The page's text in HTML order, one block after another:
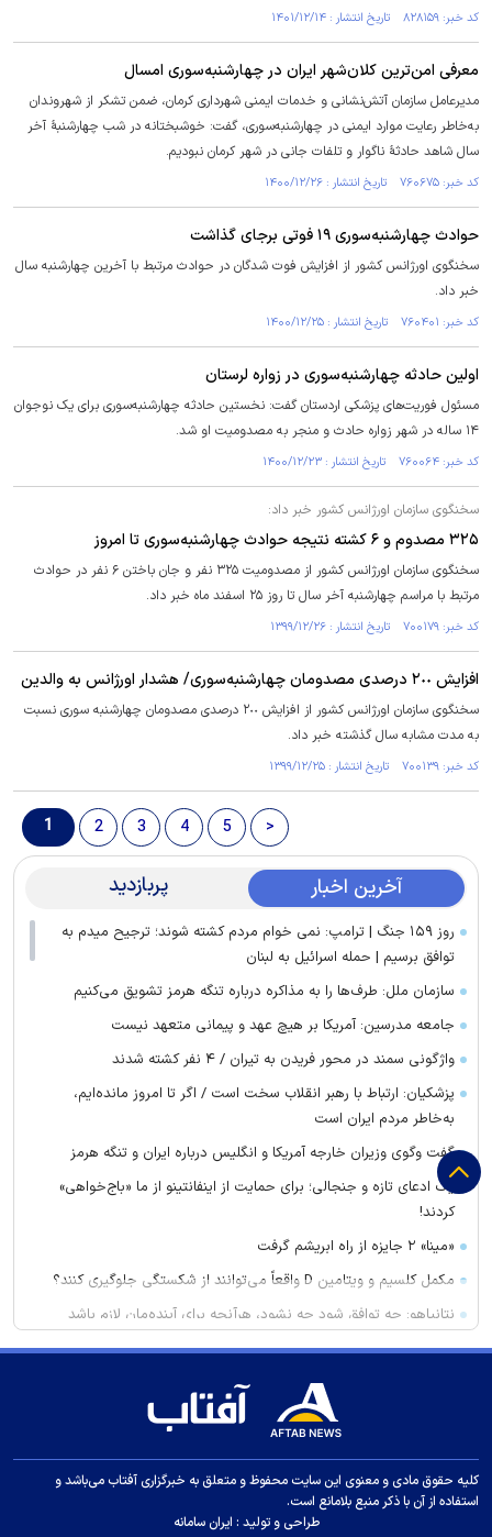
کد خبر: ۸۲۸۱۵۹ تاریخ انتشار : ۱۴۰۱/۱۲/۱۴
معرفی امن‌ترین کلان‌شهر ایران در چهارشنبه‌سوری امسال
مدیرعامل سازمان آتش‌نشانی و خدمات ایمنی شهرداری کرمان، ضمن تشکر از شهروندان
به‌خاطر رعایت موارد ایمنی در چهارشنبه‌سوری، گفت: خوشبختانه در شب چهارشنبۀ آخر
سال شاهد حادثۀ ناگوار و تلفات جانی در شهر کرمان نبودیم.
کد خبر: ۷۶۰۶۷۵ تاریخ انتشار : ۱۴۰۰/۱۲/۲۶
حوادث چهارشنبه‌سوری ۱۹ فوتی برجای گذاشت
سخنگوی اورژانس کشور از افزایش فوت شدگان در حوادث مرتبط با آخرین چهارشنبه سال
خبر داد.
کد خبر: ۷۶۰۴۰۱ تاریخ انتشار : ۱۴۰۰/۱۲/۲۵
اولین حادثه چهارشنبه‌سوری در زواره لرستان
مسئول فوریت‌های پزشکی اردستان گفت: نخستین حادثه چهارشنبه‌سوری برای یک نوجوان
۱۴ ساله در شهر زواره حادث و منجر به مصدومیت او شد.
کد خبر: ۷۶۰۰۶۴ تاریخ انتشار : ۱۴۰۰/۱۲/۲۳
سخنگوی سازمان اورژانس کشور خبر داد:
۳۲۵ مصدوم و ۶ کشته نتیجه حوادث چهارشنبه‌سوری تا امروز
سخنگوی سازمان اورژانس کشور از مصدومیت ۳۲۵ نفر و جان باختن ۶ نفر در حوادث
مرتبط با مراسم چهارشنبه آخر سال تا روز ۲۵ اسفند ماه خبر داد.
کد خبر: ۷۰۰۱۷۹ تاریخ انتشار : ۱۳۹۹/۱۲/۲۶
افزایش ٢٠٠ درصدی مصدومان چهارشنبه‌سوری/ هشدار اورژانس به والدین
سخنگوی سازمان اورژانس کشور از افزایش ٢٠٠ درصدی مصدومان چهارشنبه سوری نسبت
به مدت مشابه سال گذشته خبر داد.
کد خبر: ۷۰۰۱۳۹ تاریخ انتشار : ۱۳۹۹/۱۲/۲۵
1 2 3 4 5 >
آخرین اخبار پربازدید
روز ۱۵۹ جنگ | ترامپ: نمی خوام مردم کشته شوند؛ ترجیح میدم به
توافق برسیم | حمله اسرائیل به لبنان
سازمان ملل: طرف‌ها را به مذاکره درباره تنگه هرمز تشویق می‌کنیم
جامعه مدرسین: آمریکا بر هیچ عهد و پیمانی متعهد نیست
واژگونی سمند در محور فریدن به تیران / ۴ نفر کشته شدند
پزشکیان: ارتباط با رهبر انقلاب سخت است / اگر تا امروز مانده‌ایم،
به‌خاطر مردم ایران است
گفت وگوی وزیران خارجه آمریکا و انگلیس درباره ایران و تنگه هرمز
یک ادعای تازه و جنجالی؛ برای حمایت از اینفانتینو از ما «باج‌خواهی»
کردند!
«مینا» ۲ جایزه از راه ابریشم گرفت
مکمل کلسیم و ویتامین D واقعاً می‌توانند از شکستگی جلوگیری کنند؟
نتانیاهو: چه توافق شود چه نشود، هرآنچه برای آینده‌مان لازم باشد
برنده واقعی تیم ملی در جام جهانی یک پرسپولیسی بود!
پرسپولیس سرمربی تیم چهارم جدول را به خدمت گرفت
کلیه حقوق مادی و معنوی این سایت محفوظ و متعلق به خبرگزاری آفتاب می‌باشد و
استفاده از آن با ذکر منبع بلامانع است.
طراحی و تولید : ایران سامانه